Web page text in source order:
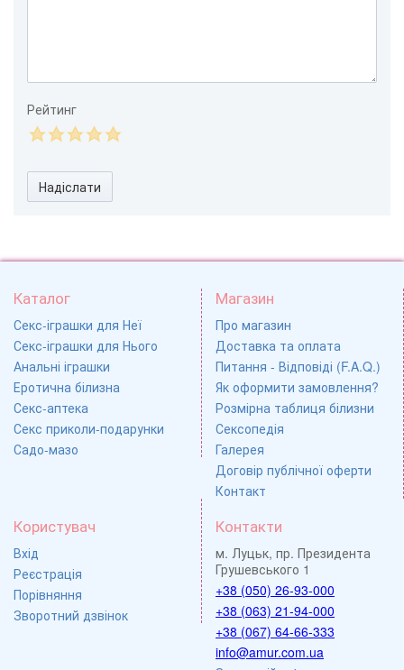
Рейтинг
Надіслати
Каталог
Секс-іграшки для Неї
Секс-іграшки для Нього
Анальні іграшки
Еротична білизна
Секс-аптека
Секс приколи-подарунки
Садо-мазо
Магазин
Про магазин
Доставка та оплата
Питання - Відповіді (F.A.Q.)
Як оформити замовлення?
Розмірна таблиця білизни
Сексопедія
Галерея
Договір публічної оферти
Контакт
Користувач
Вхід
Реєстрація
Порівняння
Зворотний дзвінок
Контакти
м. Луцьк, пр. Президента
Грушевського 1
+38 (050) 26-93-000
+38 (063) 21-94-000
+38 (067) 64-66-333
info@amur.com.ua